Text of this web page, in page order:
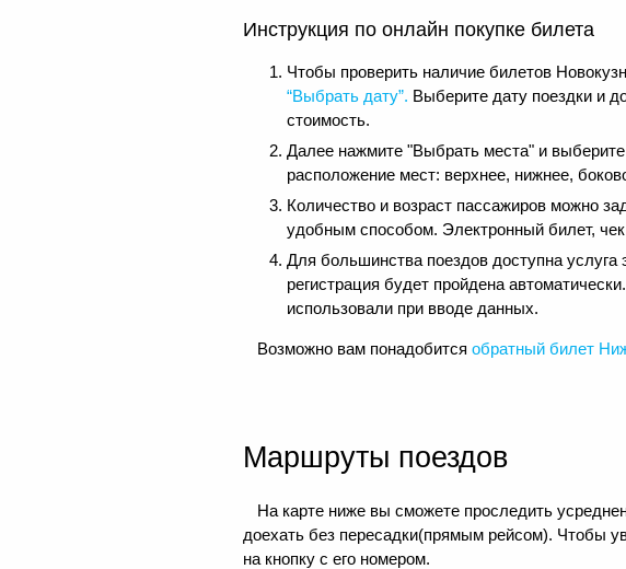
Инструкция по онлайн покупке билета
Чтобы проверить наличие билетов
“Выбрать дату”. Выберите дату поездки и
стоимость.
Далее нажмите "Выбрать места" и
расположение мест: верхнее, нижнее,
Количество и возраст пассажиров можно
удобным способом. Электронный билет,
Для большинства поездов доступна услуга
регистрация будет пройдена
использовали при вводе данных.
Возможно вам понадобится обратный билет
Маршруты поездов
На карте ниже вы сможете проследить
доехать без пересадки(прямым рейсом). Чтобы
на кнопку с его номером.